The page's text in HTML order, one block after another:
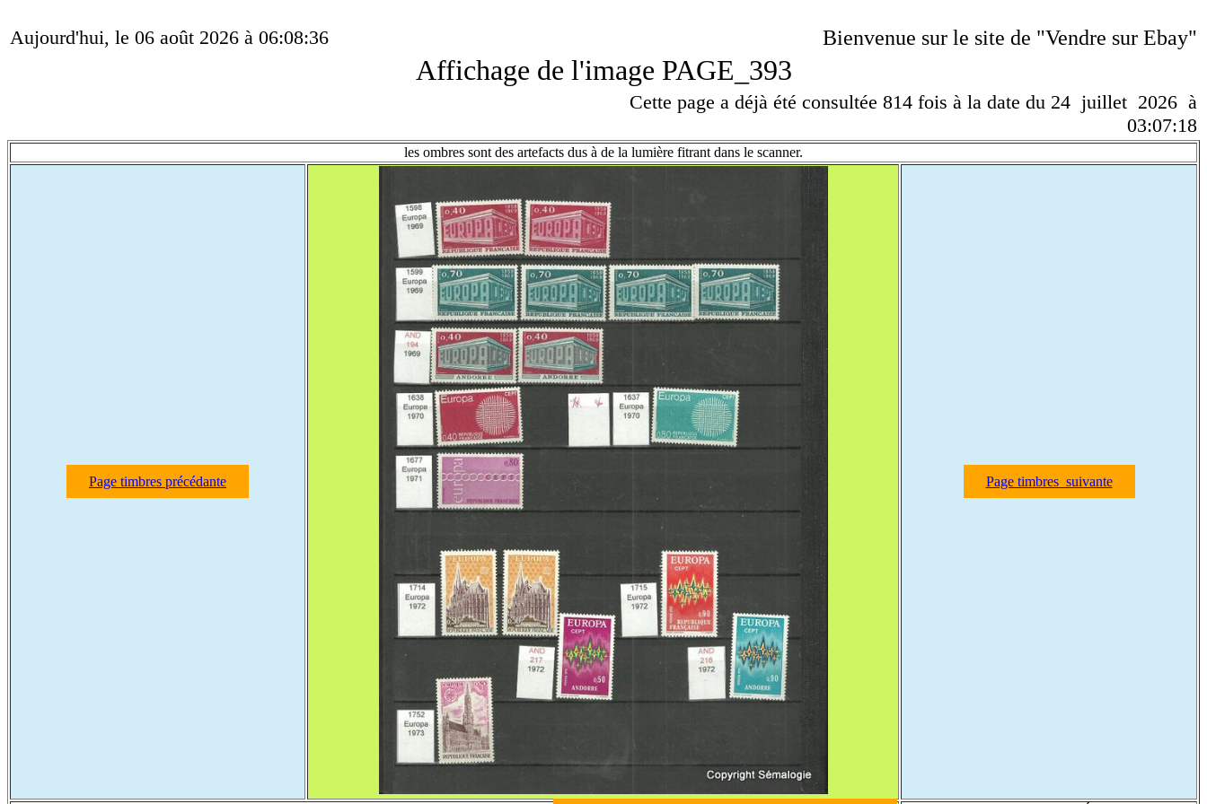
Aujourd'hui, le 06 août 2026 à 06:08:36 Bienvenue sur le site de "Vendre sur Ebay"
Affichage de l'image PAGE_393
Cette page a déjà été consultée 814 fois à la date du 24 juillet 2026 à
03:07:18
les ombres sont des artefacts dus à de la lumière fitrant dans le scanner.
Page timbres précédante Page timbres suivante